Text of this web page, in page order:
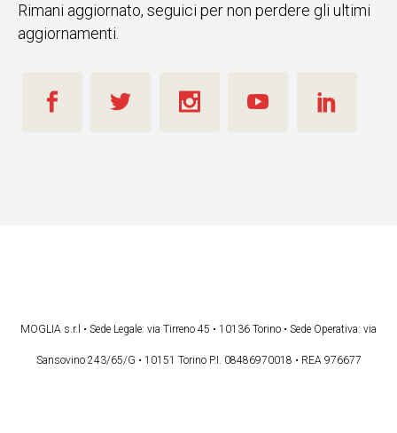
Rimani aggiornato, seguici per non perdere gli ultimi
aggiornamenti.
MOGLIA s.r.l • Sede Legale: via Tirreno 45 • 10136 Torino • Sede Operativa: via
Sansovino 243/65/G • 10151 Torino P.I. 08486970018 • REA 976677